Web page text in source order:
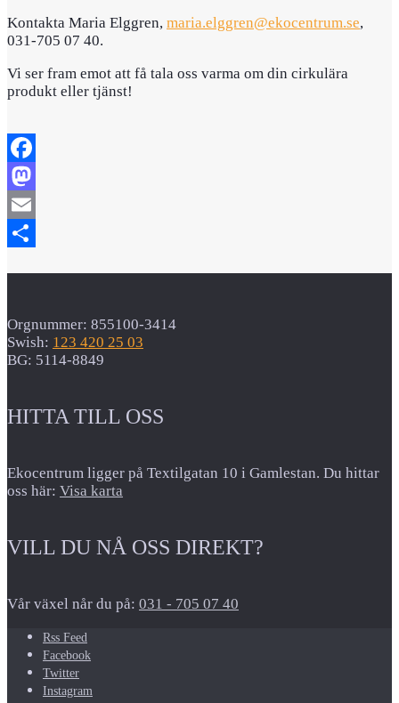
Kontakta Maria Elggren, maria.elggren@ekocentrum.se,
031-705 07 40.
Vi ser fram emot att få tala oss varma om din cirkulära
produkt eller tjänst!
Facebook
Mastodon
Email
Orgnummer: 855100-3414
Swish: 123 420 25 03
BG: 5114-8849
HITTA TILL OSS
Ekocentrum ligger på Textilgatan 10 i Gamlestan. Du hittar
oss här: Visa karta
VILL DU NÅ OSS DIREKT?
Vår växel når du på: 031 - 705 07 40
Rss Feed
Facebook
Twitter
Instagram